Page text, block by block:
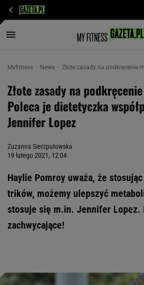
Myfitness News Złote zasady na podkręcenie
Złote zasady na
Poleca je dietetyczka
Jennifer Lopez
Zuzanna Sierzputowska
19 lutego 2021, 12:04
Haylie Pomroy uważa, że
trików, możemy ulepszyć
stosuje się m.in. Jennifer Lopez.
zachwycające!